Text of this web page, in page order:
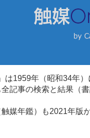
は1959年（昭和34年
記事の検索と結果（
媒年鑑）も2021年